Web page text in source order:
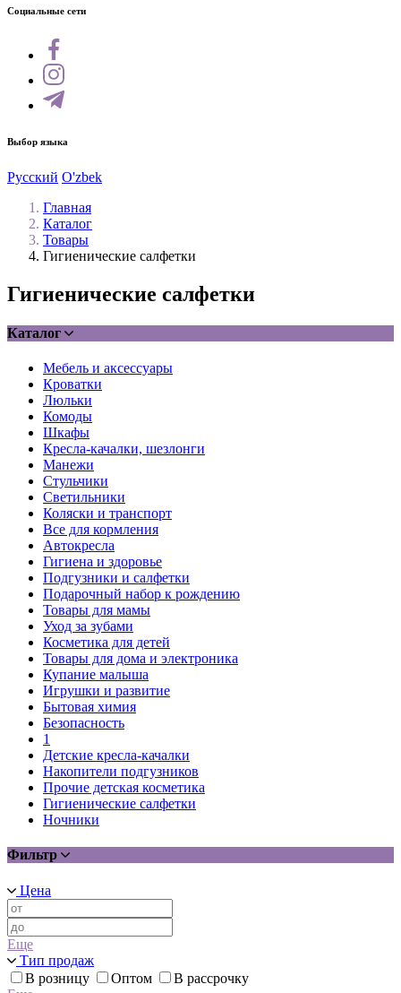
Социальные сети
Выбор языка
Русский O'zbek
Главная
Каталог
Товары
Гигиенические салфетки
Гигиенические салфетки
Каталог
Мебель и аксессуары
Кроватки
Люльки
Комоды
Шкафы
Кресла-качалки, шезлонги
Манежи
Стульчики
Светильники
Коляски и транспорт
Все для кормления
Автокресла
Гигиена и здоровье
Подгузники и салфетки
Подарочный набор к рождению
Товары для мамы
Уход за зубами
Косметика для детей
Товары для дома и электроника
Купание малыша
Игрушки и развитие
Бытовая химия
Безопасность
1
Детские кресла-качалки
Накопители подгузников
Прочие детская косметика
Гигиенические салфетки
Ночники
Фильтр
Цена
Еще
Тип продаж
В розницу
Оптом
В рассрочку